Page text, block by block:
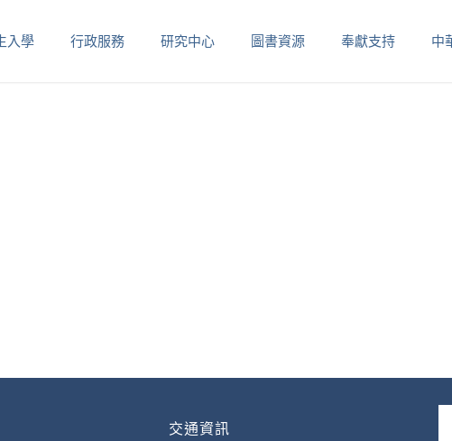
入學 行政服務 研究中心 圖書資源 奉獻支持 中
交通資訊